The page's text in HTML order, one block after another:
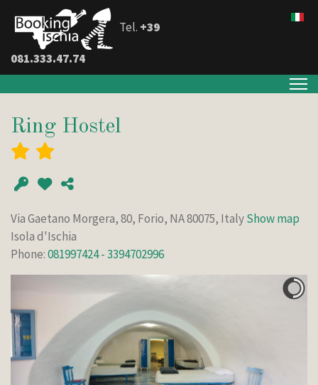
Tel. +39
081.333.47.74
Ring Hostel
Via Gaetano Morgera, 80, Forio, NA 80075, ItalyShow map
Isola d'Ischia
Phone:081997424 - 3394702996